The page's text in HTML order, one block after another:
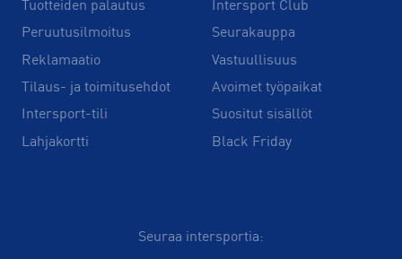
Tuotteiden palautus
Peruutusilmoitus
Reklamaatio
Tilaus- ja toimitusehdot
Intersport-tili
Lahjakortti
Intersport Club
Seurakauppa
Vastuullisuus
Avoimet työpaikat
Suositut sisällöt
Black Friday
Seuraa intersportia: